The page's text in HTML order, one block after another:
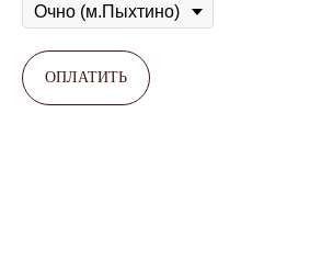
ОПЛАТИТЬ